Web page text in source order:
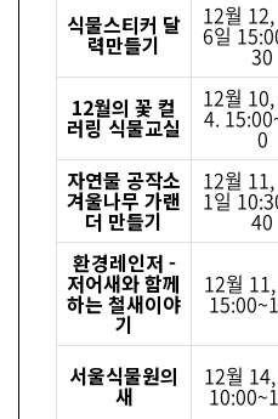
식물스티커 달
력만들기
12월
6일
30
12월의 꽃 컬
러링 식물교실
12월
4.
0
자연물 공작소
겨울나무 가랜
더 만들기
12월
1일
40
환경레인저 -
저어새와 함께
하는 철새이야
기
12월
서울식물원의
새
12월